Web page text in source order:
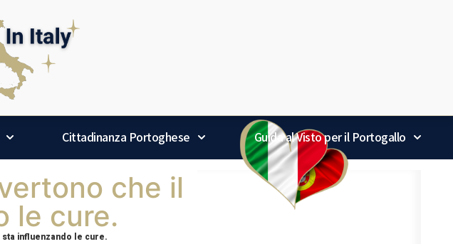
Cittadinanza Portoghese Guida al Visto per il Portogallo
che il
le cure.
influenzando le cure.